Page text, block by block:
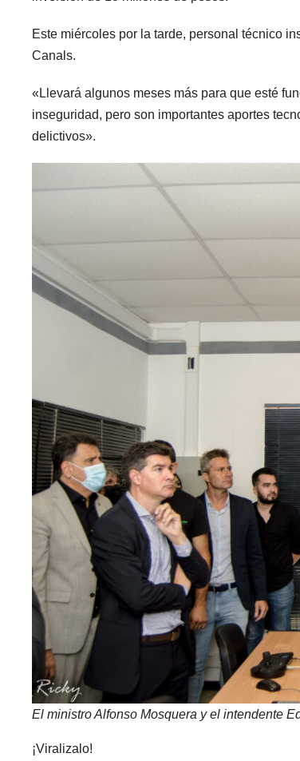
Este miércoles por la tarde, personal técnico
Canals.
«Llevará algunos meses más para que esté
inseguridad, pero son importantes aportes
delictivos».
El ministro Alfonso Mosquera y el intendente
¡Viralizalo!